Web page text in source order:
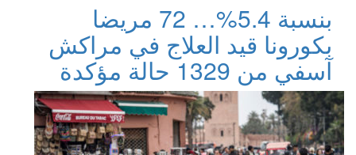
بنسبة 5.4%… 72 مريضا
بكورونا قيد العلاج في مراكش
آسفي من 1329 حالة مؤكدة